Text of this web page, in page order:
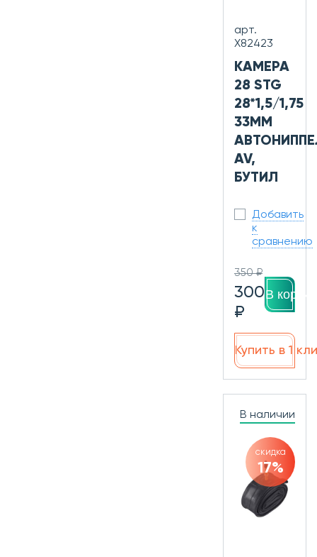
арт.
Х82423
КАМЕРА
28 STG
28*1,5/1,75
33ММ
AV,
БУТИЛ
Добавить
к
сравнению
350 ₽
300
₽
В
Купить в 1
В наличии
скидка
17%